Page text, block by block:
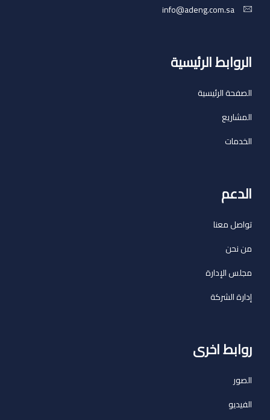
info@adeng.com.sa
الروابط الرئيسية
الصفحة الرئيسية
المشاريع
الخدمات
الدعم
تواصل معنا
من نحن
مجلس الإدارة
إدارة الشركة
روابط اخرى
الصور
الفيديو